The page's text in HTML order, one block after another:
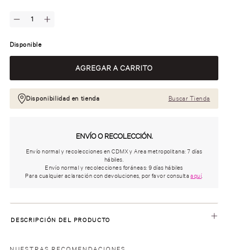
Disponible
Disponibilidad en tienda Buscar Tienda
ENVÍO O RECOLECCIÓN.
Envío normal y recolecciones en CDMX y Area metropolitana: 7 días
hábiles.
Envío normal y recolecciones foráneas: 9 días hábiles
Para cualquier aclaración con devoluciones, por favor consultaaquí.
DESCRIPCIÓN DEL PRODUCTO